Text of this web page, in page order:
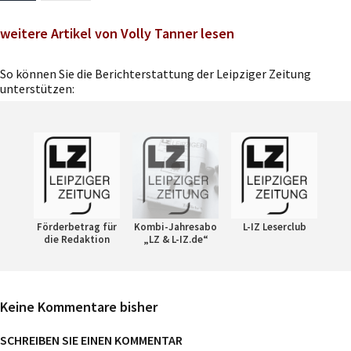
weitere Artikel von Volly Tanner lesen
So können Sie die Berichterstattung der Leipziger Zeitung
unterstützen:
Förderbetrag für
die Redaktion
Kombi-Jahresabo
„LZ & L-IZ.de“
L-IZ Leserclub
Keine Kommentare bisher
SCHREIBEN SIE EINEN KOMMENTAR